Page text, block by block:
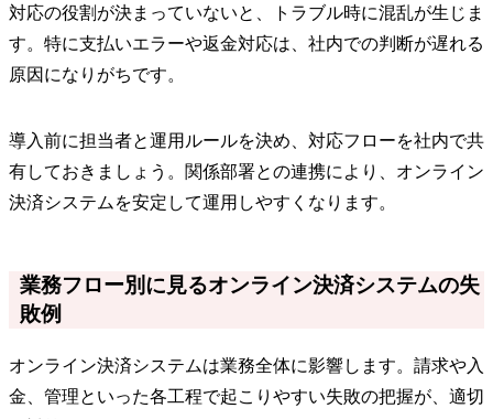
対応の役割が決まっていないと、トラブル時に混乱が生じま
す。特に支払いエラーや返金対応は、社内での判断が遅れる
原因になりがちです。
導入前に担当者と運用ルールを決め、対応フローを社内で共
有しておきましょう。関係部署との連携により、オンライン
決済システムを安定して運用しやすくなります。
業務フロー別に見るオンライン決済システムの失
敗例
オンライン決済システムは業務全体に影響します。請求や入
金、管理といった各工程で起こりやすい失敗の把握が、適切